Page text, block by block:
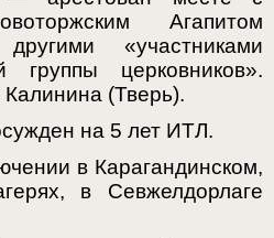
Агапитом
«участниками
группы церковников».
(Тверь).
на 5 лет ИТЛ.
в Карагандинском,
в Севжелдорлаге